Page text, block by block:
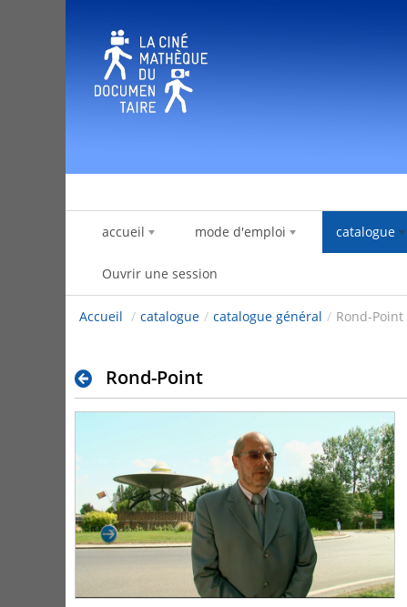
accueil mode d'emploi catalogue
Ouvrir une session
Accueil / catalogue / catalogue général / Rond-Point
Rond-Point